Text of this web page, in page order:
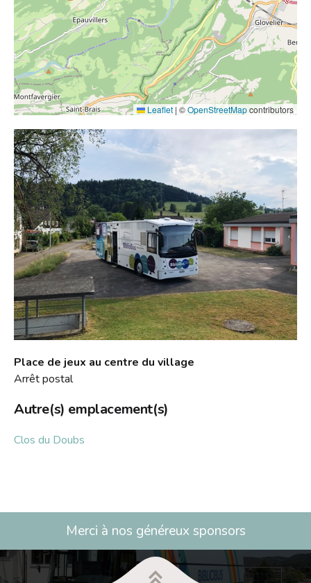
Contact
Liens
Leaflet | ©OpenStreetMapcontributors
Place de jeux au centre du village
Arrêt postal
Autre(s) emplacement(s)
Clos du Doubs
Merci à nos généreux sponsors